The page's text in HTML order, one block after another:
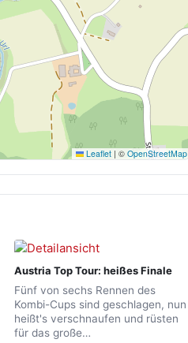
Leaflet | © OpenStreetMap
Austria Top Tour: heißes Finale
Fünf von sechs Rennen des
Kombi-Cups sind geschlagen, nun
heißt's verschnaufen und rüsten
für das große…